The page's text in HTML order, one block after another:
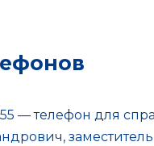
— телефон для